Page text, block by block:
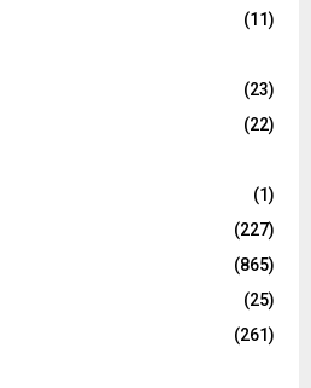
(11)
(23)
(22)
(1)
(227)
(865)
(25)
(261)